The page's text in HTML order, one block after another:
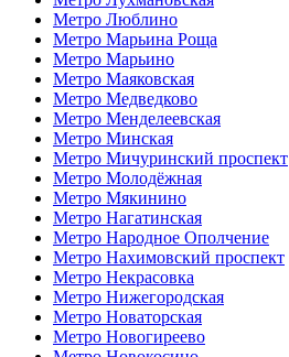
Метро Люблино
Метро Марьина Роща
Метро Марьино
Метро Маяковская
Метро Медведково
Метро Менделеевская
Метро Минская
Метро Мичуринский проспект
Метро Молодёжная
Метро Мякинино
Метро Нагатинская
Метро Народное Ополчение
Метро Нахимовский проспект
Метро Некрасовка
Метро Нижегородская
Метро Новаторская
Метро Новогиреево